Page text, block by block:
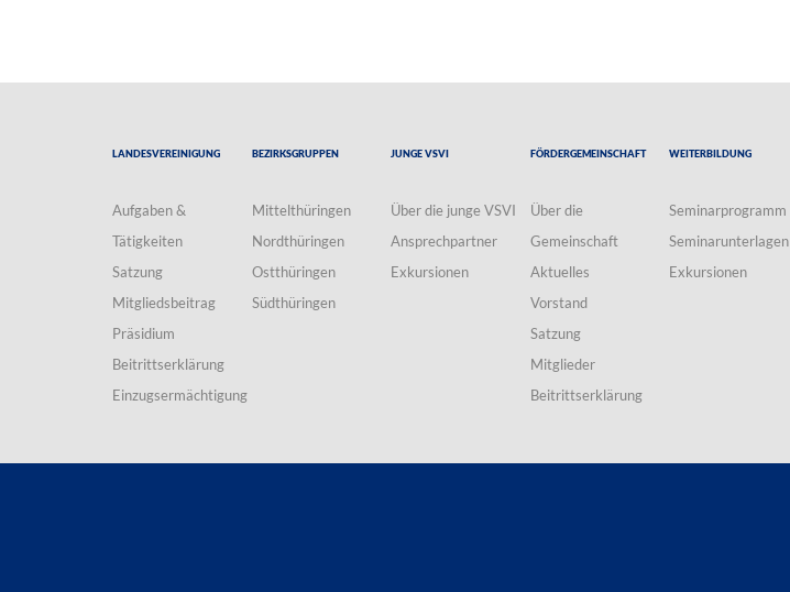
Landesvereinigung
Aufgaben &
Tätigkeiten
Satzung
Mitgliedsbeitrag
Präsidium
Beitrittserklärung
Einzugsermächtigung
Bezirksgruppen
Mittelthüringen
Nordthüringen
Ostthüringen
Südthüringen
Junge VSVI
Über die junge VSVI
Ansprechpartner
Exkursionen
Fördergemeinschaft
Über die
Gemeinschaft
Aktuelles
Vorstand
Satzung
Mitglieder
Beitrittserklärung
Weiterbildung
Seminarprogramm
Seminarunterlagen
Exkursionen